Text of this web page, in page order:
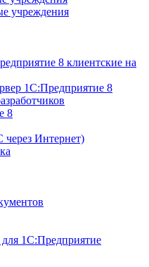
учреждения
8 клиентские на
1С:Предприятие 8
8
Интернет)
для 1С:Предприятие